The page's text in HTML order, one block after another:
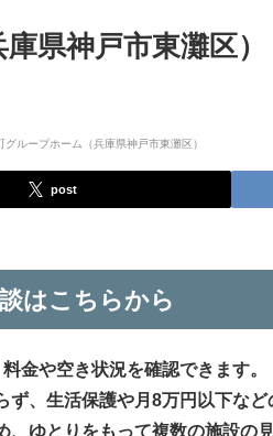
県神戸市東灘区）
post
はこちらから
金や空き状況を確認できます。
、生活保護や月8万円以下など
ゆとりをもって複数の施設の